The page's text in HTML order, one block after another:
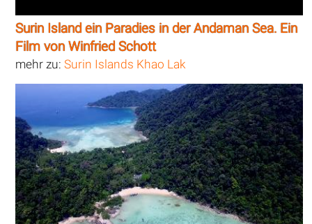
Surin Island ein Paradies in der Andaman Sea. Ein
Film von Winfried Schott
mehr zu:Surin Islands Khao Lak